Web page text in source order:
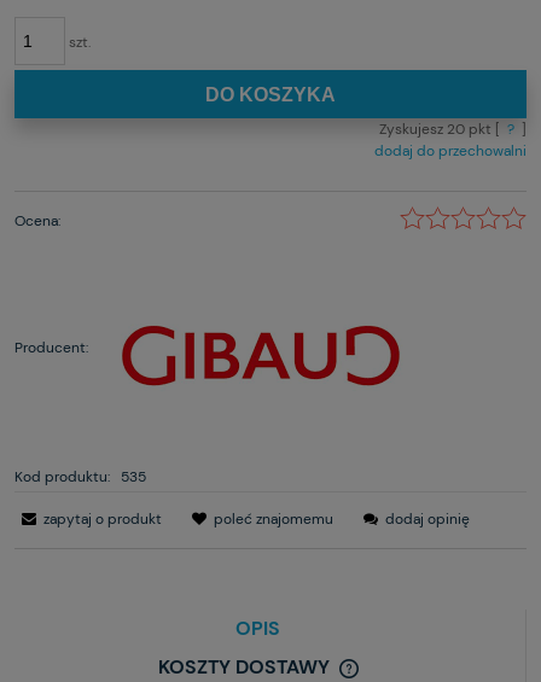
szt.
DO KOSZYKA
Zyskujesz 20 pkt [ ? ]
dodaj do przechowalni
Ocena:
Producent:
Kod produktu: 535
zapytaj o produkt poleć znajomemu dodaj opinię
OPIS
KOSZTY DOSTAWY